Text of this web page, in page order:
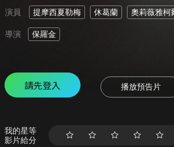
演員 提摩西夏勒梅 休葛蘭 奧莉薇雅柯
導演 保羅金
請先登入 播放預告片
我的星等
影片給分